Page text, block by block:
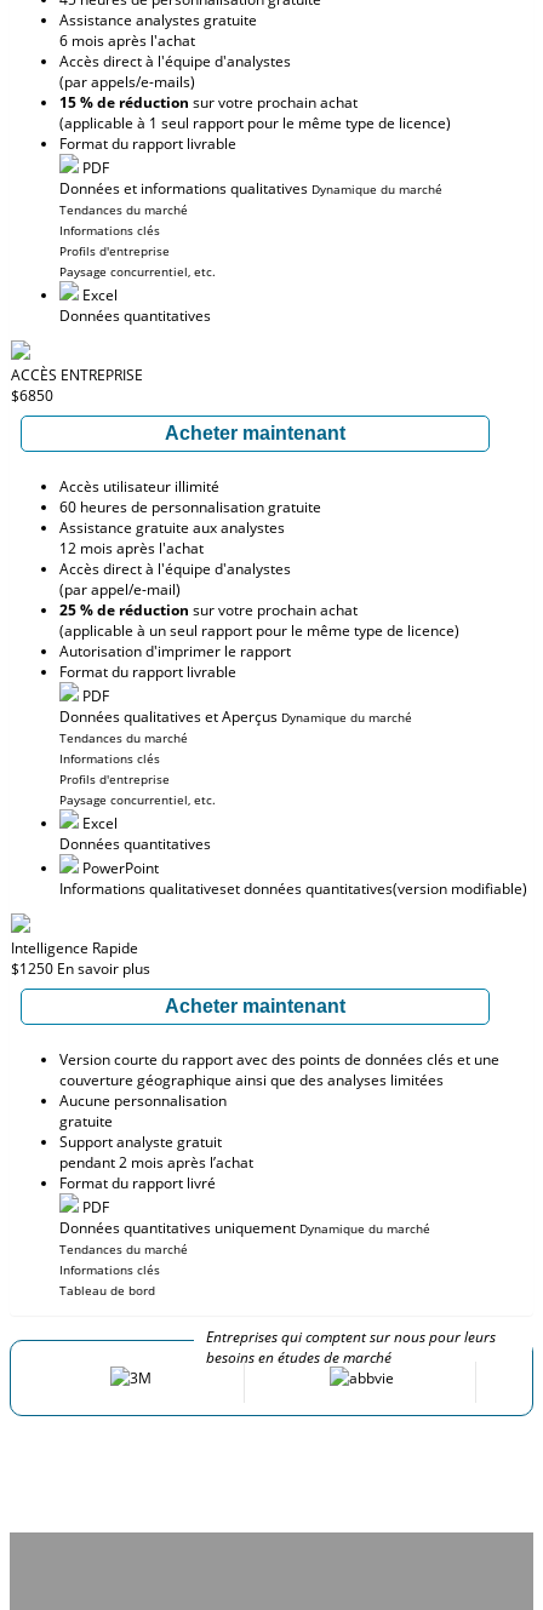
Assistance analystes gratuite
6 mois après l'achat
Accès direct à l'équipe d'analystes
(par appels/e-mails)
15 % de réduction sur votre prochain achat
(applicable à 1 seul rapport pour le même type de licence)
Format du rapport livrable
PDF
Données et informations qualitatives Dynamique du marché
Tendances du marché
Informations clés
Profils d'entreprise
Paysage concurrentiel, etc.
Excel
Données quantitatives
ACCÈS ENTREPRISE
$6850
Acheter maintenant
Accès utilisateur illimité
60 heures de personnalisation gratuite
Assistance gratuite aux analystes
12 mois après l'achat
Accès direct à l'équipe d'analystes
(par appel/e-mail)
25 % de réduction sur votre prochain achat
(applicable à un seul rapport pour le même type de licence)
Autorisation d'imprimer le rapport
Format du rapport livrable
PDF
Données qualitatives et Aperçus Dynamique du marché
Tendances du marché
Informations clés
Profils d'entreprise
Paysage concurrentiel, etc.
Excel
Données quantitatives
PowerPoint
Informations qualitativeset données quantitatives(version modifiable)
Intelligence Rapide
$1250 En savoir plus
Acheter maintenant
Version courte du rapport avec des points de données clés et une
couverture géographique ainsi que des analyses limitées
Aucune personnalisation
gratuite
Support analyste gratuit
pendant 2 mois après l’achat
Format du rapport livré
PDF
Données quantitatives uniquement Dynamique du marché
Tendances du marché
Informations clés
Tableau de bord
Entreprises qui comptent sur nous pour leurs
besoins en études de marché